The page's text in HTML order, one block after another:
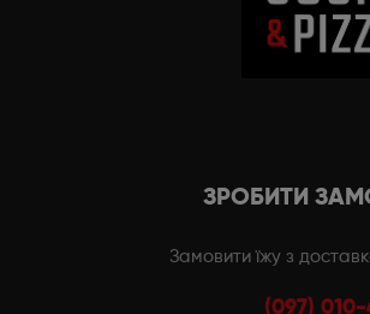
ЗРОБИТИ
Замовити їжу з
(097) 010-